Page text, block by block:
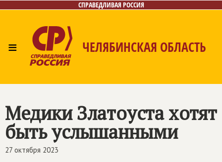
СПРАВЕДЛИВАЯ РОССИЯ
≡ ЧЕЛЯБИНСКАЯ ОБЛАСТЬ
Медики Златоуста хотят
быть услышанными
27 октября 2023